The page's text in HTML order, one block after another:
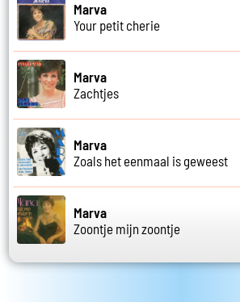
Marva
Your petit cherie
Marva
Zachtjes
Marva
Zoals het eenmaal is geweest
Marva
Zoontje mijn zoontje